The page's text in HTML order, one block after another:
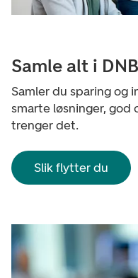
Samle alt i
Samler du sparing og
smarte løsninger, god
trenger det.
Slik flytter du